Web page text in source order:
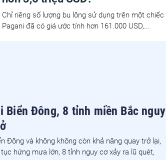
Chỉ riêng số lượng bu lông sử dụng trên một chiếc
Pagani đã có giá ước tính hơn 161.000 USD,...
Biển Đông, 8 tỉnh miền Bắc nguy
Đông và không không còn khả năng quay trở lại,
hứng mưa lớn, 8 tỉnh nguy cơ xảy ra lũ quét,